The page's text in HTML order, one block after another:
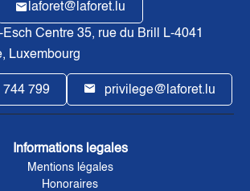
laforet@laforet.lu
Centre 35, rue du Brill L-4041
Luxembourg
744 799 privilege@laforet.lu
Informations legales
Mentions légales
Honoraires